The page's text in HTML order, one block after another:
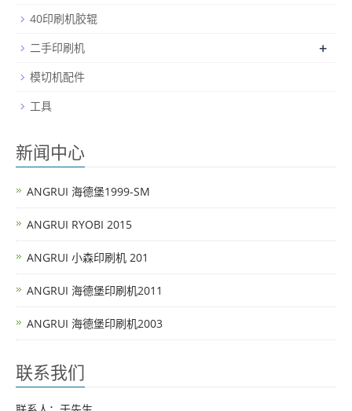
40印刷机胶辊
二手印刷机
+
模切机配件
工具
新闻中心
ANGRUI 海德堡1999-SM
ANGRUI RYOBI 2015
ANGRUI 小森印刷机 201
ANGRUI 海德堡印刷机2011
ANGRUI 海德堡印刷机2003
联系我们